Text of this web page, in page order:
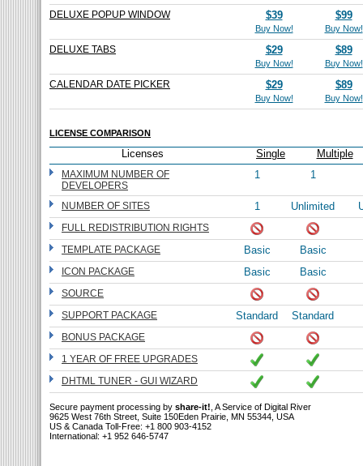
DELUXE POPUP WINDOW $39
Buy Now!
$99
Buy Now!
DELUXE TABS $29
Buy Now!
$89
Buy Now!
CALENDAR DATE PICKER $29
Buy Now!
$89
Buy Now!
LICENSE COMPARISON
Licenses Single Multiple
MAXIMUM NUMBER OF
DEVELOPERS
1 1
NUMBER OF SITES 1 Unlimited
FULL REDISTRIBUTION RIGHTS
TEMPLATE PACKAGE
Basic Basic
ICON PACKAGE Basic Basic
SOURCE
SUPPORT PACKAGE
Standard Standard
BONUS PACKAGE
1 YEAR OF FREE UPGRADES
DHTML TUNER - GUI WIZARD
Secure payment processing by share-it! , A Service of Digital River
9625 West 76th Street, Suite 150Eden Prairie, MN 55344, USA
US & Canada Toll-Free: +1 800 903-4152
International: +1 952 646-5747